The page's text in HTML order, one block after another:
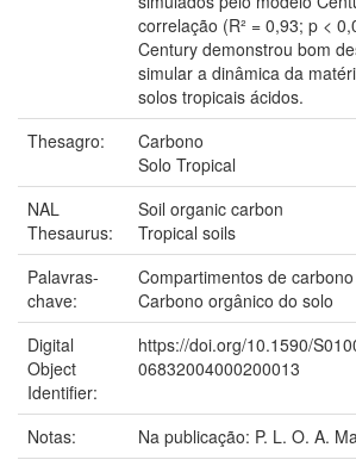
correlação (R² = 0,93; p <
Century demonstrou bom
simular a dinâmica da
solos tropicais ácidos.
Thesagro:
Carbono
Solo Tropical
NAL
Thesaurus:
Soil organic carbon
Tropical soils
Palavras-
chave:
Compartimentos de carbono
Carbono orgânico do solo
Digital
Object
Identifier:
https://doi.org/10.1590/
06832004000200013
Notas:
Na publicação: P. L. O. A.